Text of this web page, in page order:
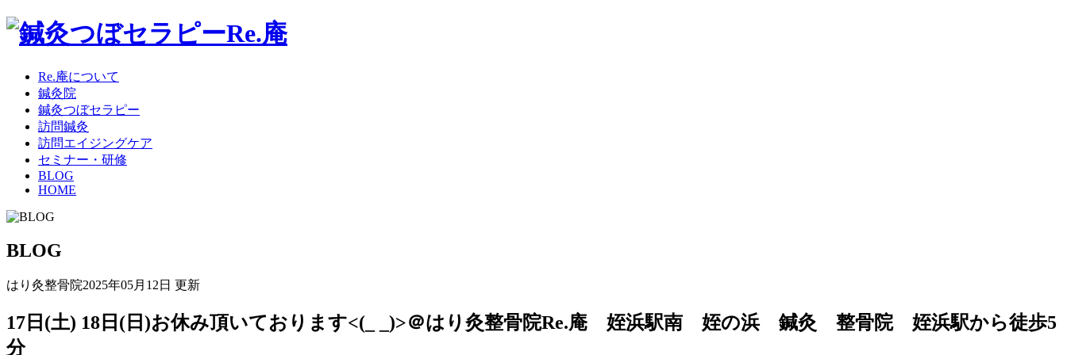
Re.庵について
鍼灸院
鍼灸つぼセラピー
訪問鍼灸
訪問エイジングケア
セミナー・研修
BLOG
HOME
BLOG
はり灸整骨院2025年05月12日 更新
17日(土) 18日(日)お休み頂いております<(_ _)>＠はり灸整骨院Re.庵 姪浜駅南 姪の浜 鍼灸 整骨院 姪浜駅から徒歩5
分